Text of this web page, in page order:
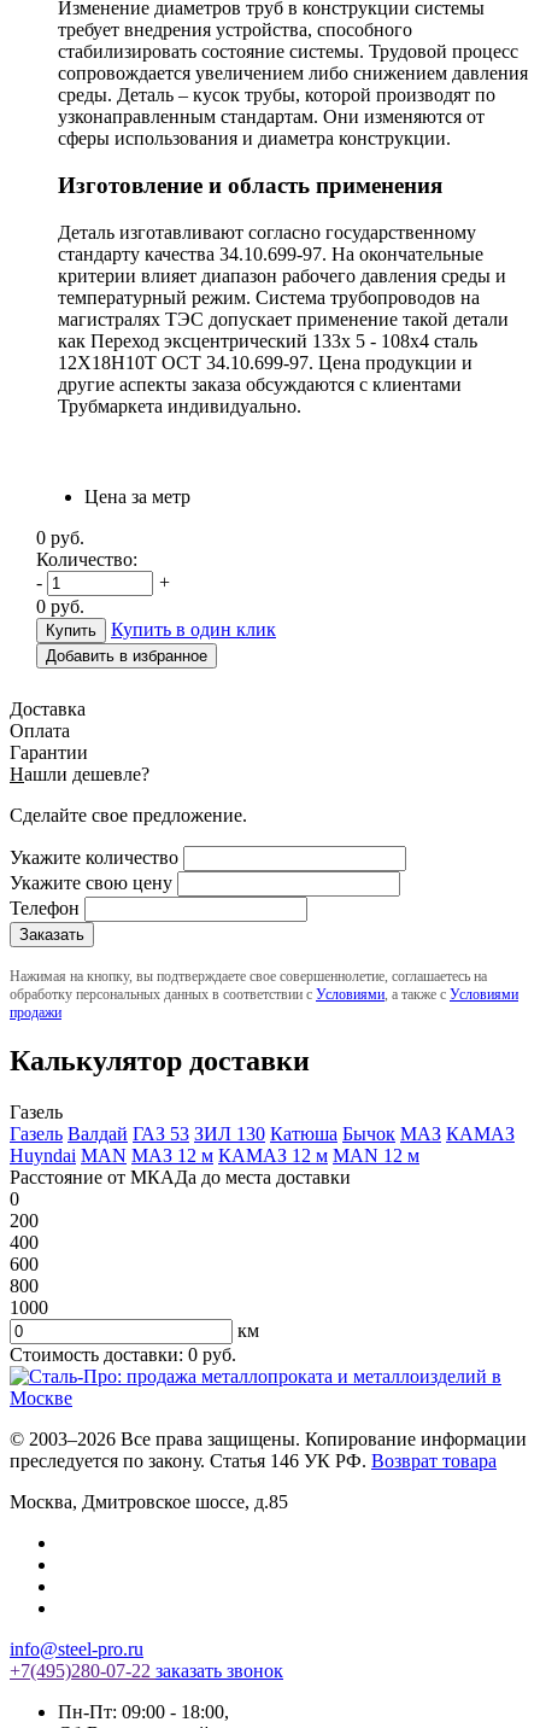
Изменение диаметров труб в конструкции системы
требует внедрения устройства, способного
стабилизировать состояние системы. Трудовой процесс
сопровождается увеличением либо снижением давления
среды. Деталь – кусок трубы, которой производят по
узконаправленным стандартам. Они изменяются от
сферы использования и диаметра конструкции.
Изготовление и область применения
Деталь изготавливают согласно государственному
стандарту качества 34.10.699-97. На окончательные
критерии влияет диапазон рабочего давления среды и
температурный режим. Система трубопроводов на
магистралях ТЭС допускает применение такой детали
как Переход эксцентрический 133х 5 - 108х4 сталь
12Х18Н10Т ОСТ 34.10.699-97. Цена продукции и
другие аспекты заказа обсуждаются с клиентами
Трубмаркета индивидуально.
Цена за метр
0 руб.
Количество:
-
+
0 руб.
Купить в один клик
Добавить в избранное
Доставка
Оплата
Гарантии
Нашли дешевле?
Сделайте свое предложение.
Укажите количество
Укажите свою цену
Телефон
Нажимая на кнопку, вы подтверждаете свое совершеннолетие, соглашаетесь на
обработку персональных данных в соответствии с Условиями , а также с Условиями
продажи
Калькулятор доставки
Газель
Газель Валдай ГАЗ 53 ЗИЛ 130 Катюша Бычок МАЗ КАМАЗ
Huyndai MAN МАЗ 12 м КАМАЗ 12 м MAN 12 м
Расстояние от МКАДа до места доставки
0
200
400
600
800
1000
км
Стоимость доставки: 0 руб.
© 2003–2026 Все права защищены. Копирование информации
преследуется по закону. Статья 146 УК РФ. Возврат товара
Москва, Дмитровское шоссе, д.85
info@steel-pro.ru
+7(495)280-07-22 заказать звонок
Пн-Пт: 09:00 - 18:00,